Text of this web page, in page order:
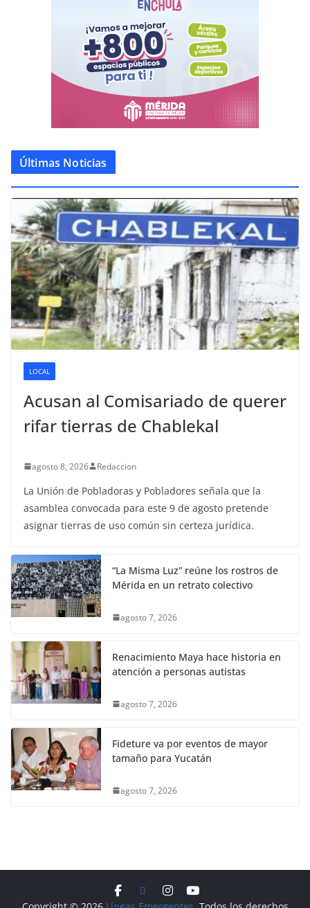
Últimas Noticias
LOCAL
Acusan al Comisariado de querer
rifar tierras de Chablekal
agosto 8, 2026 Redaccion
La Unión de Pobladoras y Pobladores señala que la
asamblea convocada para este 9 de agosto pretende
asignar tierras de uso común sin certeza jurídica.
“La Misma Luz” reúne los rostros de
Mérida en un retrato colectivo
agosto 7, 2026
Renacimiento Maya hace historia en
atención a personas autistas
agosto 7, 2026
Fideture va por eventos de mayor
tamaño para Yucatán
agosto 7, 2026